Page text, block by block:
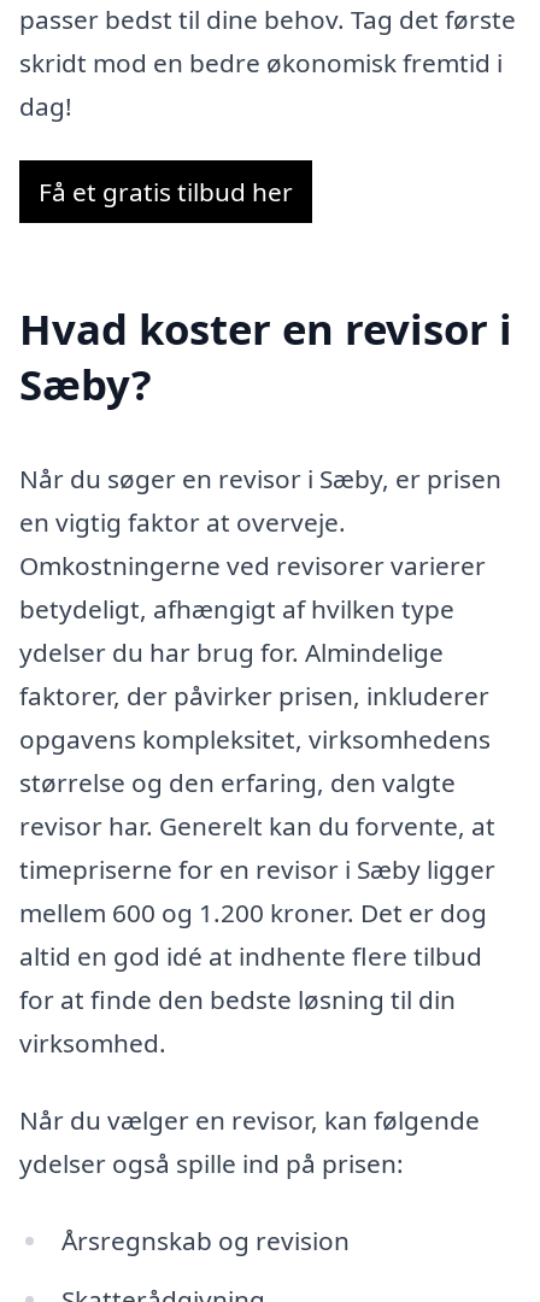
passer bedst til dine behov. Tag det første
skridt mod en bedre økonomisk fremtid i
dag!
Få et gratis tilbud her
Hvad koster en revisor i
Sæby?
Når du søger en revisor i Sæby, er prisen
en vigtig faktor at overveje.
Omkostningerne ved revisorer varierer
betydeligt, afhængigt af hvilken type
ydelser du har brug for. Almindelige
faktorer, der påvirker prisen, inkluderer
opgavens kompleksitet, virksomhedens
størrelse og den erfaring, den valgte
revisor har. Generelt kan du forvente, at
timepriserne for en revisor i Sæby ligger
mellem 600 og 1.200 kroner. Det er dog
altid en god idé at indhente flere tilbud
for at finde den bedste løsning til din
virksomhed.
Når du vælger en revisor, kan følgende
ydelser også spille ind på prisen:
Årsregnskab og revision